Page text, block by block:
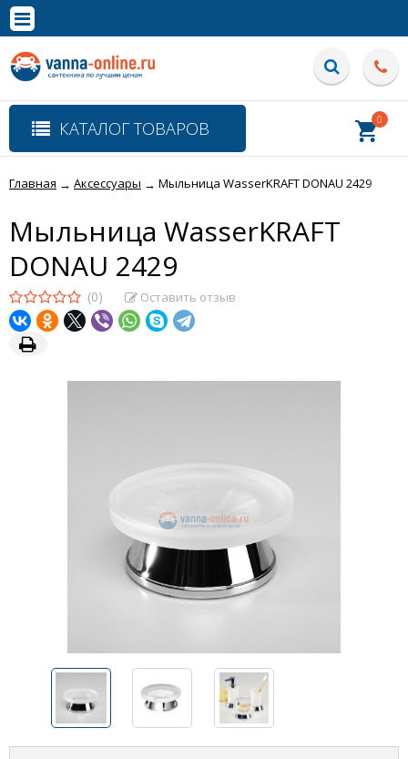
Полная версия сайта
КАТАЛОГ ТОВАРОВ 0
Главная → Аксессуары → Мыльница WasserKRAFT DONAU 2429
Мыльница WasserKRAFT
DONAU 2429
(0) Оставить отзыв